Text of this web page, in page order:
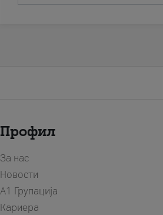
Профил
За нас
Новости
А1 Групација
Кариера